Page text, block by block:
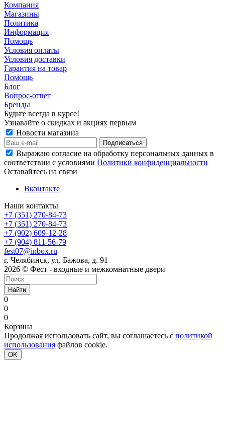
Компания
Магазины
Политика
Информация
Помощь
Условия оплаты
Условия доставки
Гарантия на товар
Помощь
Блог
Вопрос-ответ
Бренды
Будьте всегда в курсе!
Узнавайте о скидках и акциях первым
Новости магазина
Выражаю согласие на обработку персональных данных в
соответствии с условиями Политики конфиденциальности
Оставайтесь на связи
Вконтакте
Наши контакты
+7 (351) 270-84-73
+7 (351) 270-84-73
+7 (902) 609-12-28
+7 (904) 811-56-79
fest07@inbox.ru
г. Челябинск, ул. Бажова, д. 91
2026 © Фест - входные и межкомнатные двери
Найти
0
0
0
Корзина
Продолжая использовать сайт, вы соглашаетесь с политикой
использования файлов cookie.
OK